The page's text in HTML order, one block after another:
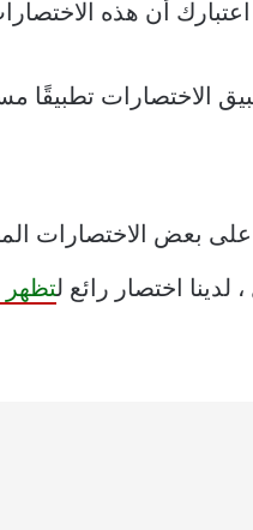
أن هذه
الاختصارات
بعض الاختصارات
لدينا اختصار رائع لتظهر